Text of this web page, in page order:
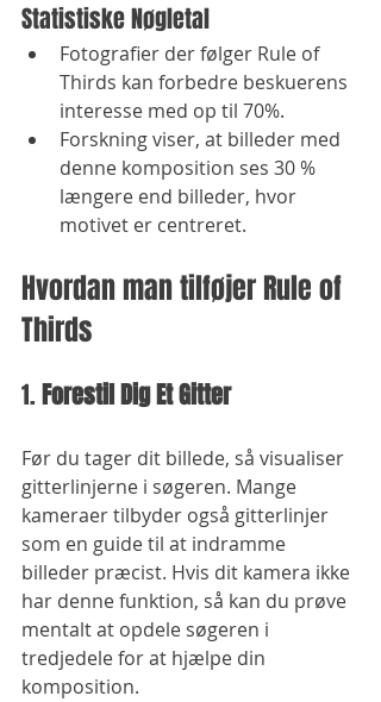
Statistiske Nøgletal
Fotografier der følger Rule of
Thirds kan forbedre beskuerens
interesse med op til 70%.
Forskning viser, at billeder med
denne komposition ses 30 %
længere end billeder, hvor
motivet er centreret.
Hvordan man tilføjer Rule of
Thirds
1. Forestil Dig Et Gitter
Før du tager dit billede, så visualiser
gitterlinjerne i søgeren. Mange
kameraer tilbyder også gitterlinjer
som en guide til at indramme
billeder præcist. Hvis dit kamera ikke
har denne funktion, så kan du prøve
mentalt at opdele søgeren i
tredjedele for at hjælpe din
komposition.